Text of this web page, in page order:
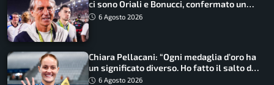
ci sono Oriali e Bonucci, confermato un
ritorno
6 Agosto 2026
Chiara Pellacani: “Ogni medaglia d’oro ha
un significato diverso. Ho fatto il salto di
qualità”
6 Agosto 2026